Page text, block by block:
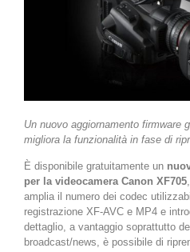
Un nuovo aggiornamento firmware
migliora la funzionalità in fase di
È disponibile gratuitamente un
per la videocamera Canon XF705
amplia il numero dei codec
registrazione XF-AVC e MP4 e
dettaglio, a vantaggio soprattutto
broadcast/news, è possibile di